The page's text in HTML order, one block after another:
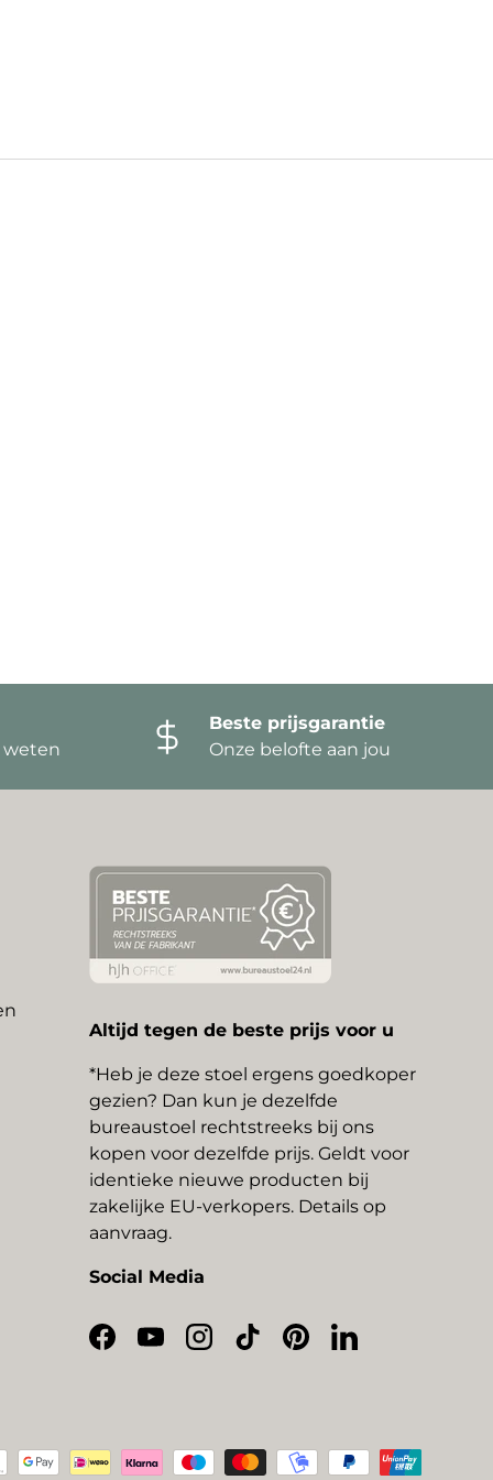
weten
Beste prijsgarantie
Onze belofte aan jou
Altijd tegen de beste prijs voor u
*Heb je deze stoel ergens goedkoper
gezien? Dan kun je dezelfde
bureaustoel rechtstreeks bij ons
kopen voor dezelfde prijs. Geldt voor
identieke nieuwe producten bij
zakelijke EU-verkopers. Details op
aanvraag.
Social Media
Facebook
YouTubeInstagram
TikTokPinterestLinkedIn